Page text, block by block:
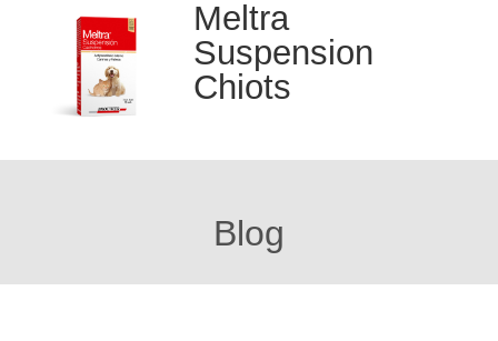
Meltra
Suspension
Chiots
Blog